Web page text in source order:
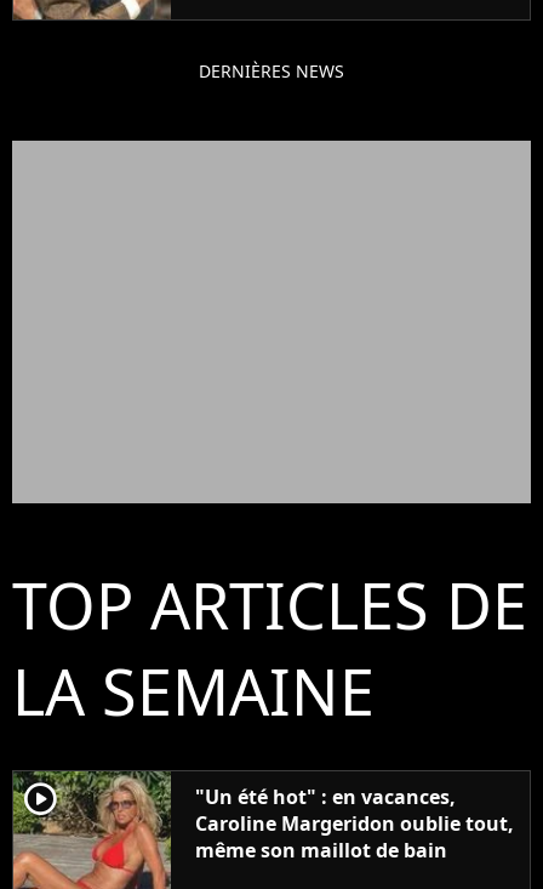
décennies"
DERNIÈRES NEWS
TOP ARTICLES DE
LA SEMAINE
player2
"Un été hot" : en vacances,
Caroline Margeridon oublie tout,
même son maillot de bain